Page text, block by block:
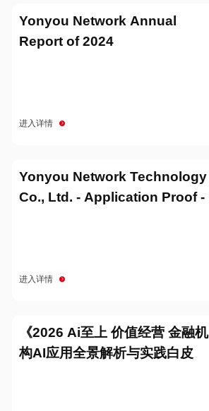
Yonyou Network Annual
Report of 2024
进入详情
Yonyou Network Technology
Co., Ltd. - Application Proof -
进入详情
《2026 Ai至上 价值经营 金融机
构AI应用全景解析与实践白皮